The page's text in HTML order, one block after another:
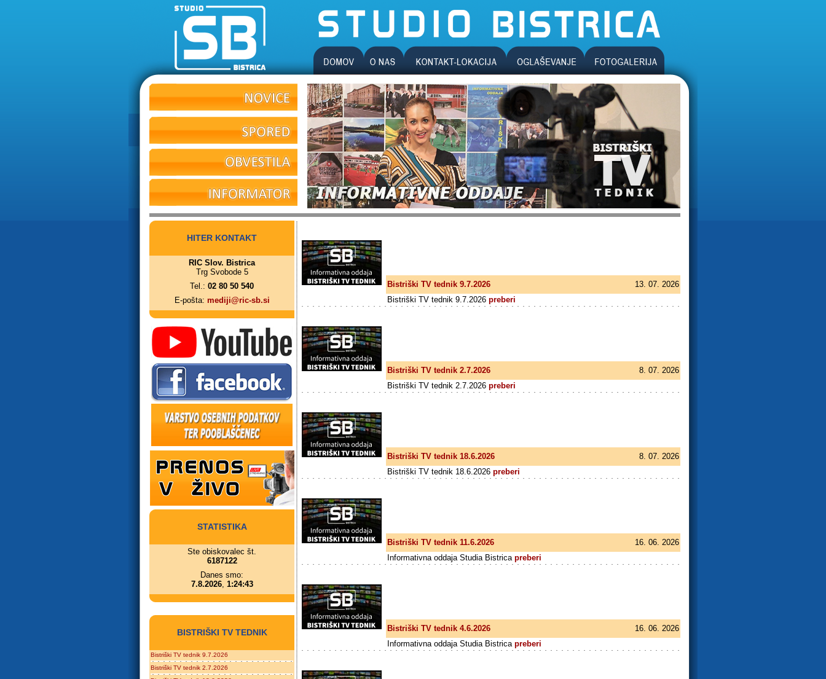
HITER KONTAKT
RIC Slov. Bistrica
Trg Svobode 5
Tel.: 02 80 50 540
E-pošta: mediji@ric-sb.si
STATISTIKA
Ste obiskovalec št.
6187122
Danes smo:
7.8.2026, 1:24:43
BISTRIŠKI TV TEDNIK
Bistriški TV tednik 9.7.2026
Bistriški TV tednik 2.7.2026
Bistriški TV tednik 9.7.2026
13. 07. 2026
Bistriški TV tednik 9.7.2026 preberi
Bistriški TV tednik 2.7.2026
8. 07. 2026
Bistriški TV tednik 2.7.2026 preberi
Bistriški TV tednik 18.6.2026
8. 07. 2026
Bistriški TV tednik 18.6.2026 preberi
Bistriški TV tednik 11.6.2026
16. 06. 2026
Informativna oddaja Studia Bistrica preberi
Bistriški TV tednik 4.6.2026
16. 06. 2026
Informativna oddaja Studia Bistrica preberi